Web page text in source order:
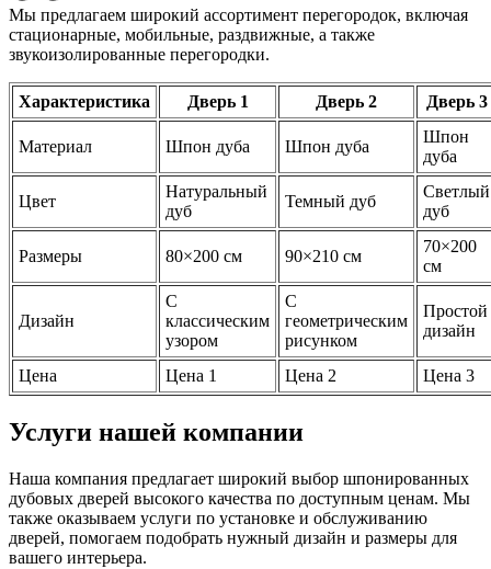
Мы предлагаем широкий ассортимент перегородок, включая
стационарные, мобильные, раздвижные, а также
звукоизолированные перегородки.
Характеристика Дверь 1 Дверь 2 Дверь 3
Материал Шпон дуба Шпон дуба
Шпон
дуба
Цвет
Натуральный
дуб
Темный дуб
Светлый
дуб
Размеры 80×200 см 90×210 см
70×200
см
Дизайн
С
классическим
узором
С
геометрическим
рисунком
Простой
дизайн
Цена Цена 1 Цена 2 Цена 3
Услуги нашей компании
Наша компания предлагает широкий выбор шпонированных
дубовых дверей высокого качества по доступным ценам. Мы
также оказываем услуги по установке и обслуживанию
дверей, помогаем подобрать нужный дизайн и размеры для
вашего интерьера.